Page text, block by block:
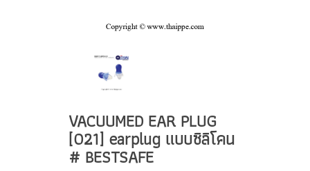
VACUUMED EAR PLUG
[021] earplug แบบซิลิโคน
# BESTSAFE